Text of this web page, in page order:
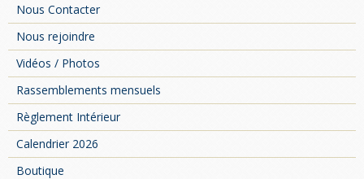
Nous Contacter
Nous rejoindre
Vidéos / Photos
Rassemblements mensuels
Règlement Intérieur
Calendrier 2026
Boutique